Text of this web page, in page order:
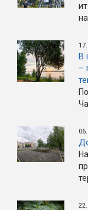
В
–